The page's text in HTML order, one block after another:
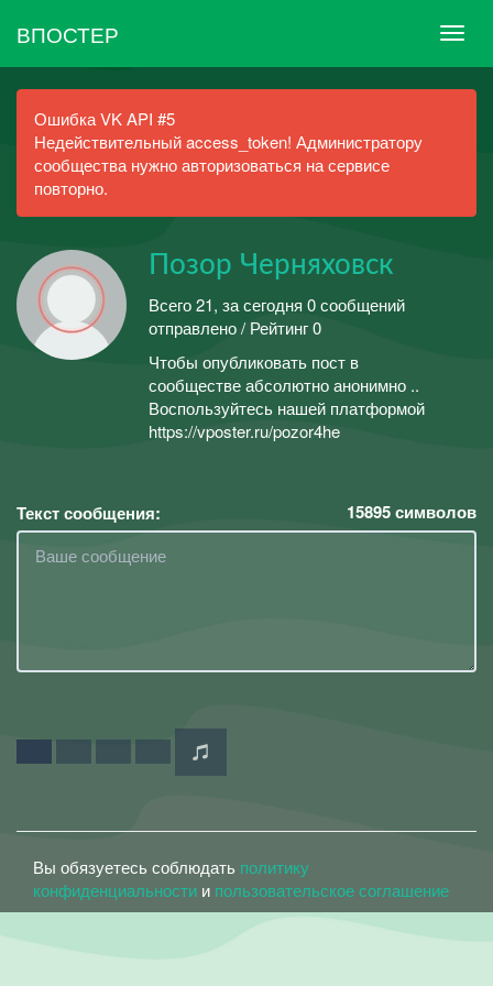
ВПОСТЕР
Ошибка VK API #5
Недействительный access_token! Администратору
сообщества нужно авторизоваться на сервисе
повторно.
Позор Черняховск
Всего 21, за сегодня 0 сообщений
отправлено / Рейтинг 0
Чтобы опубликовать пост в
сообществе абсолютно анонимно ..
Воспользуйтесь нашей платформой
https://vposter.ru/pozor4he
Текст сообщения: 15895символов
Вы обязуетесь соблюдать политику
конфиденциальности и пользовательское соглашение